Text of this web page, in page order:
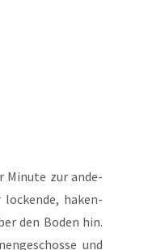
Minu­te zur ande­
locken­de, haken­
den Boden hin.
und